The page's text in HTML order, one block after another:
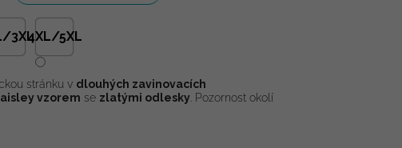
3XL4XL/5XL
stránku v dlouhých zavinovacích
vzorem se zlatými odlesky . Pozornost okolí